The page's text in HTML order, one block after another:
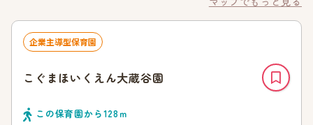
企業主導型保育園
こぐまほいくえん大蔵谷園
この保育園から128ｍ